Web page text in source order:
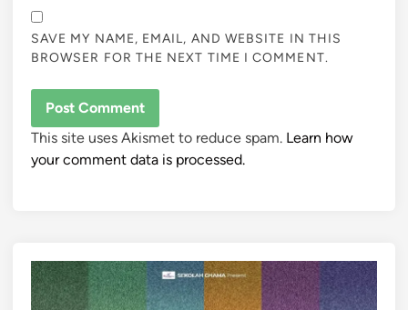
SAVE MY NAME, EMAIL, AND WEBSITE IN THIS
BROWSER FOR THE NEXT TIME I COMMENT.
This site uses Akismet to reduce spam. Learn how
your comment data is processed.